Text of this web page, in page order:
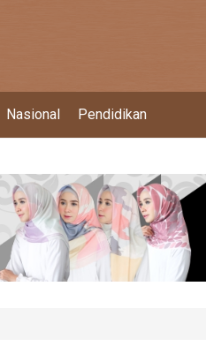
Nasional Pendidikan